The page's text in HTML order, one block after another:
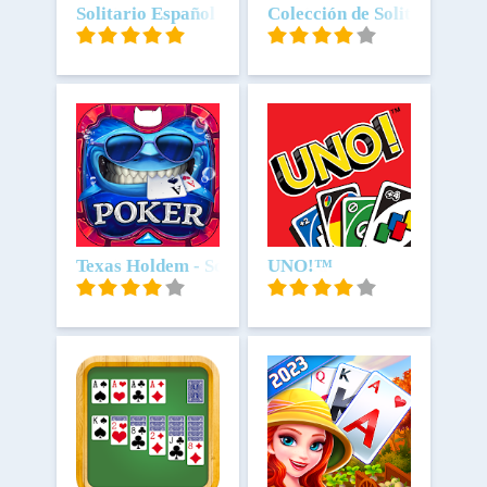
Scarica
Solitario Español ClásicoScarica
Colección de Solitarios
Scarica
Texas Holdem - Scatter Poker
Scarica
UNO!™